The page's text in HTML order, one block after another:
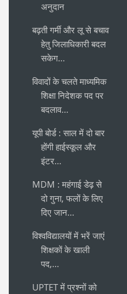
अनुदान
बढ़ती गर्मी और लू से बचाव
हेतु जिलाधिकारी बदल
सकेग...
विवादों के चलते माध्यमिक
शिक्षा निदेशक पद पर
बदलाव...
यूपी बोर्ड : साल में दो बार
होंगी हाईस्कूल और
इंटर...
MDM : महंगाई डेढ़ से
दो गुना, फलों के लिए
दिए जान...
विश्वविद्यालयों में भरें जाएं
शिक्षकों के खाली
पद,...
UPTET में प्रश्नों को